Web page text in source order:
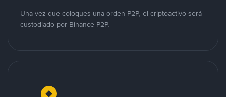
Una vez que coloques una orden P2P, el criptoactivo será
custodiado por Binance P2P.